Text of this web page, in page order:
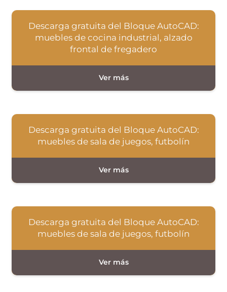
Descarga gratuita del Bloque AutoCAD:
muebles de cocina industrial, alzado
frontal de fregadero
Descarga gratuita del Bloque AutoCAD:
muebles de sala de juegos, futbolín
Descarga gratuita del Bloque AutoCAD:
muebles de sala de juegos, futbolín